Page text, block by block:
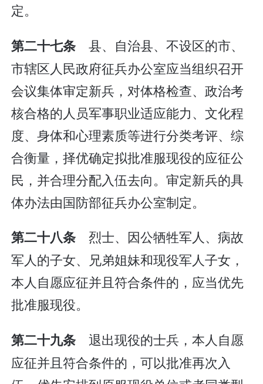
定。
第二十七条 县、自治县、不设区的市、
市辖区人民政府征兵办公室应当组织召开
会议集体审定新兵，对体格检查、政治考
核合格的人员军事职业适应能力、文化程
度、身体和心理素质等进行分类考评、综
合衡量，择优确定拟批准服现役的应征公
民，并合理分配入伍去向。审定新兵的具
体办法由国防部征兵办公室制定。
第二十八条 烈士、因公牺牲军人、病故
军人的子女、兄弟姐妹和现役军人子女，
本人自愿应征并且符合条件的，应当优先
批准服现役。
第二十九条 退出现役的士兵，本人自愿
应征并且符合条件的，可以批准再次入